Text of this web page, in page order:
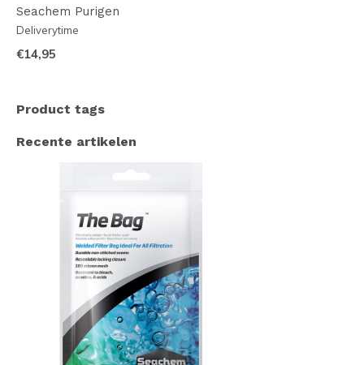
Seachem Purigen
Deliverytime
€14,95
Product tags
Recente artikelen